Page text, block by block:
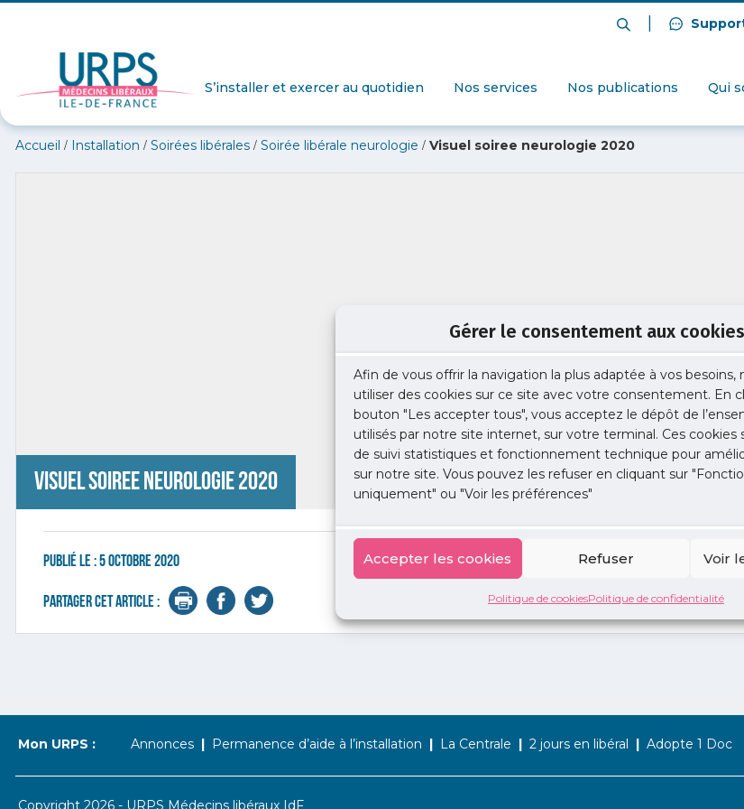
Gérer le consentement aux cookies
Afin de vous offrir la navigation la plus adaptée à vos besoins,
utiliser des cookies sur ce site avec votre consentement. En
bouton "Les accepter tous", vous acceptez le dépôt de
utilisés par notre site internet, sur votre terminal. Ces cookies
de suivi statistiques et fonctionnement technique pour
sur notre site. Vous pouvez les refuser en cliquant sur
uniquement" ou "Voir les préférences"
Accepter les cookies Refuser Voir
Politique de cookiesPolitique de confidentialité
S’installer et exercer au quotidien Nos services Nos publications Qui
Accueil / Installation / Soirées libérales / Soirée libérale neurologie / Visuel soiree neurologie 2020
Visuel soiree neurologie 2020
Publié le :5 octobre 2020
Partager cet article :
Mon URPS : Annonces Permanence d’aide à l’installation La Centrale 2 jours en libéral Adopte 1 Doc
Copyright 2026 - URPS Médecins libéraux IdF